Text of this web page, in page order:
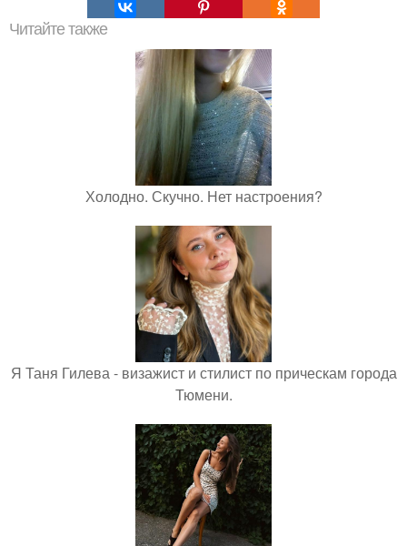
Читайте также
Холодно. Скучно. Нет настроения?
Я Таня Гилева - визажист и стилист по прическам города
Тюмени.